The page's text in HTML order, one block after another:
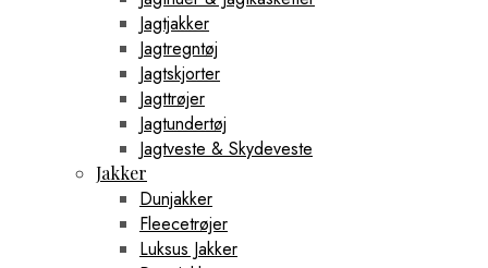
Jagtjakker
Jagtregntøj
Jagtskjorter
Jagttrøjer
Jagtundertøj
Jagtveste & Skydeveste
Jakker
Dunjakker
Fleecetrøjer
Luksus Jakker